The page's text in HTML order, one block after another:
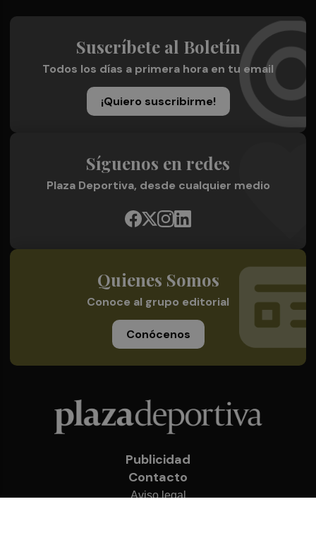
Suscríbete al Boletín
Todos los días a primera hora en tu email
¡Quiero suscribirme!
Síguenos en redes
Plaza Deportiva, desde cualquier medio
Quienes Somos
Conoce al grupo editorial
Conócenos
Publicidad
Contacto
Aviso legal